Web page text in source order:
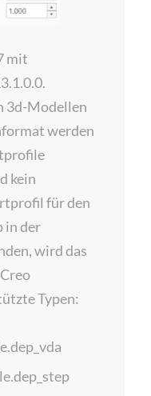
mit
3d-Modellen
werden
kein
für den
in der
wird das
Typen: